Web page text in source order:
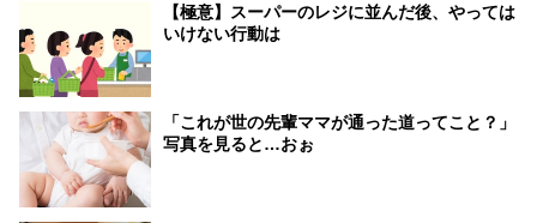
【極意】スーパーのレジに並んだ後、やっては
いけない行動は
「これが世の先輩ママが通った道ってこと？」
写真を見ると…おぉ